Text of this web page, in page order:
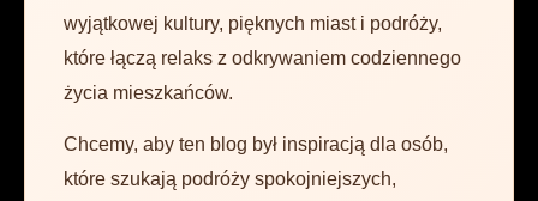
wyjątkowej kultury, pięknych miast i podróży,
które łączą relaks z odkrywaniem codziennego
życia mieszkańców.
Chcemy, aby ten blog był inspiracją dla osób,
które szukają podróży spokojniejszych,